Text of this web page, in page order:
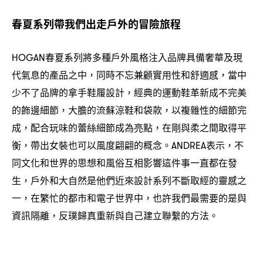
春夏系列帶我們出走戶外的冒險旅程
HOGAN春夏系列將多種戶外風格注入品牌具備奢華及現
代氣息的產品之中 ， 同時不忘兼顧實用性和舒適感 ， 當中
少不了品牌的拿手鞋履設計 ， 經典的運動鞋革新成不完美
的飾邊細節 ， 大膽的流蘇涼鞋和袋款 ， 以複雜性的細節完
成 ， 配合玩味的蕾絲細節成為亮點 ， 在剛與柔之間取得平
衡 ， 帶出女裝也可以風度翩翩的概念。 ANDREA表示 ， 不
同文化和世界的思想和風俗互相影響這件事一直都在發
生 ， 戶外和大自然是他們近來設計系列不斷取經的靈感之
一 ， 在繁忙的都市和電子世界中 ， 也許我們最需要的是與
資訊隔離 ， 反璞歸真重新與自己建立聯繫的方法。